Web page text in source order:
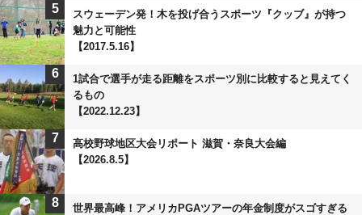
5
スウェーデン発！木を投げ合うスポーツ『クッブ』が持つ
魅力と可能性
【2017.5.16】
6
1試合で選手が走る距離をスポーツ別に比較すると見えてく
るもの
【2022.12.23】
7
高校野球地区大会リポート 滋賀・奈良大会編
【2026.8.5】
8
世界最高峰！アメリカPGAツアーの年金制度がスゴすぎる